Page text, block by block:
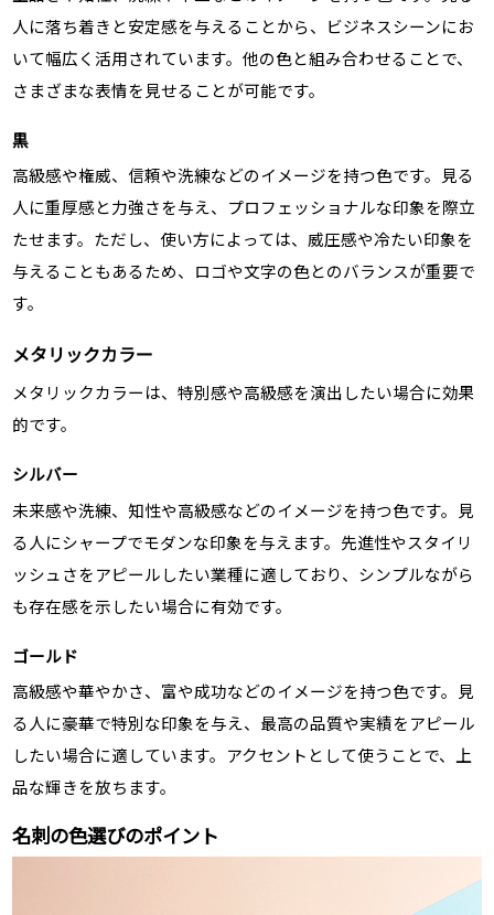
人に落ち着きと安定感を与えることから、ビジネスシーンにお
いて幅広く活用されています。他の色と組み合わせることで、
さまざまな表情を見せることが可能です。
黒
高級感や権威、信頼や洗練などのイメージを持つ色です。見る
人に重厚感と力強さを与え、プロフェッショナルな印象を際立
たせます。ただし、使い方によっては、威圧感や冷たい印象を
与えることもあるため、ロゴや文字の色とのバランスが重要で
す。
メタリックカラー
メタリックカラーは、特別感や高級感を演出したい場合に効果
的です。
シルバー
未来感や洗練、知性や高級感などのイメージを持つ色です。見
る人にシャープでモダンな印象を与えます。先進性やスタイリ
ッシュさをアピールしたい業種に適しており、シンプルながら
も存在感を示したい場合に有効です。
ゴールド
高級感や華やかさ、富や成功などのイメージを持つ色です。見
る人に豪華で特別な印象を与え、最高の品質や実績をアピール
したい場合に適しています。アクセントとして使うことで、上
品な輝きを放ちます。
名刺の色選びのポイント